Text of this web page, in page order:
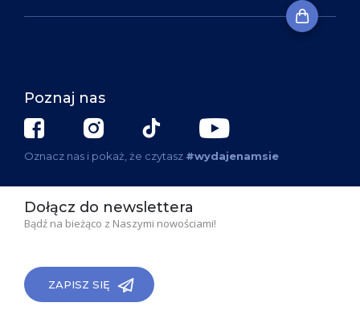
Poznaj nas
Oznacz nas i pokaż, że czytasz #wydajenamsie
Dołącz do newslettera
Bądź na bieżąco z Naszymi nowościami!
ZAPISZ SIĘ